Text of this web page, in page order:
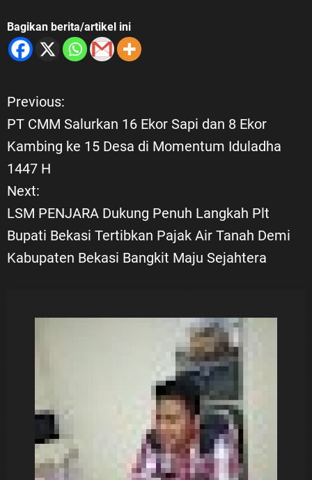
Bagikan berita/artikel ini
N
a
v
i
g
Previous:
PT CMM Salurkan 16 Ekor Sapi dan 8 Ekor
Kambing ke 15 Desa di Momentum Iduladha
1447 H
Next:
LSM PENJARA Dukung Penuh Langkah Plt
Bupati Bekasi Tertibkan Pajak Air Tanah Demi
Kabupaten Bekasi Bangkit Maju Sejahtera